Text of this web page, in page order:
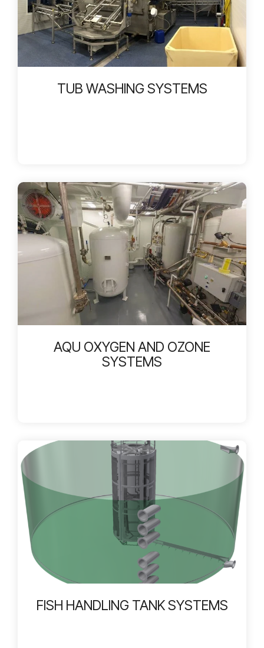
TUB WASHING SYSTEMS
AQU OXYGEN AND OZONE
SYSTEMS
FISH HANDLING TANK SYSTEMS